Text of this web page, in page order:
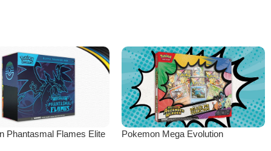
Phantasmal Flames Elite
Pokemon Mega Evolution